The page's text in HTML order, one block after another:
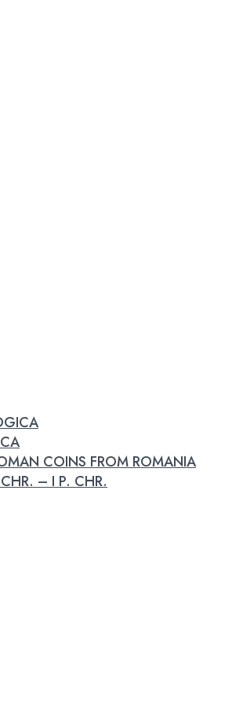
COINS FROM ROMANIA
– I P. CHR.